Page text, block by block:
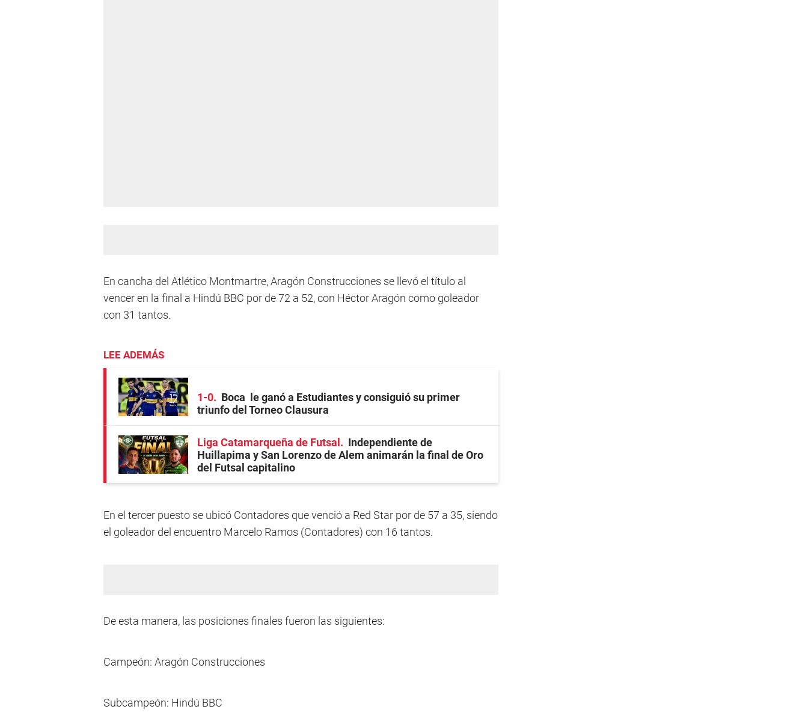
En cancha del Atlético Montmartre, Aragón Construcciones se llevó el título al
vencer en la final a Hindú BBC por de 72 a 52, con Héctor Aragón como goleador
con 31 tantos.
LEE ADEMÁS
1-0
Boca le ganó a Estudiantes y consiguió su primer
triunfo del Torneo Clausura
Liga Catamarqueña de Futsal
Independiente de
Huillapima y San Lorenzo de Alem animarán la final de Oro
del Futsal capitalino
En el tercer puesto se ubicó Contadores que venció a Red Star por de 57 a 35, siendo
el goleador del encuentro Marcelo Ramos (Contadores) con 16 tantos.
De esta manera, las posiciones finales fueron las siguientes:
Campeón: Aragón Construcciones
Subcampeón: Hindú BBC